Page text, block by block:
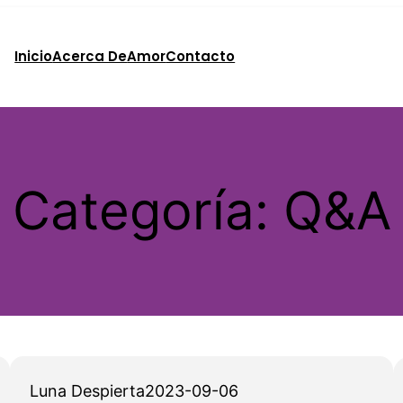
InicioAcerca DeAmorContacto
Categoría: Q&A
Luna Despierta2023-09-06